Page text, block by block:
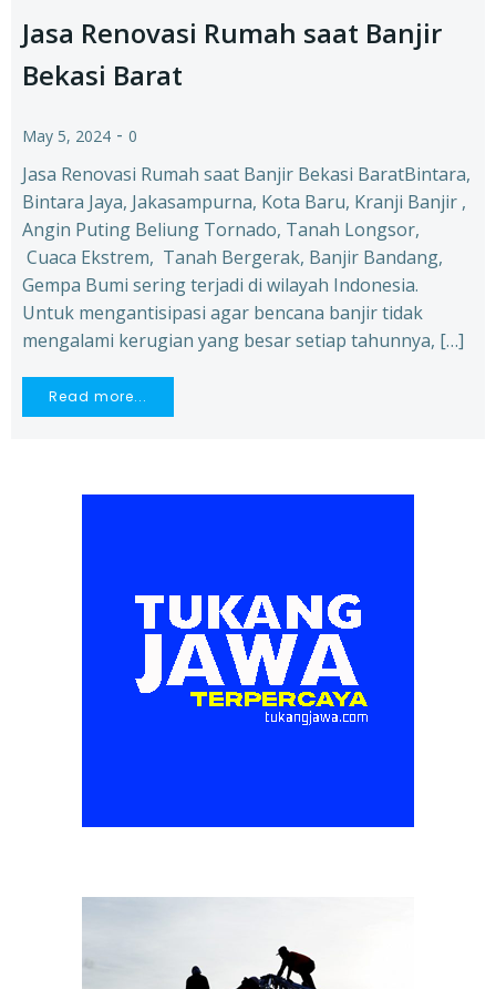
Jasa Renovasi Rumah saat Banjir
Bekasi Barat
May 5, 2024 - 0
Jasa Renovasi Rumah saat Banjir Bekasi BaratBintara,
Bintara Jaya, Jakasampurna, Kota Baru, Kranji Banjir ,
Angin Puting Beliung Tornado, Tanah Longsor,
Cuaca Ekstrem, Tanah Bergerak, Banjir Bandang,
Gempa Bumi sering terjadi di wilayah Indonesia.
Untuk mengantisipasi agar bencana banjir tidak
mengalami kerugian yang besar setiap tahunnya, […]
Read more...